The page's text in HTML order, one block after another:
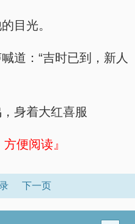
目光。
道：“吉时已到，新人
身着大红喜服
方便阅读』
下一页